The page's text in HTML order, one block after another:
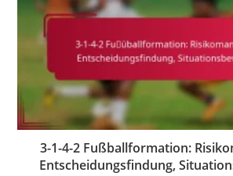
3-1-4-2 Fußballformation:
Entscheidungsfindung,